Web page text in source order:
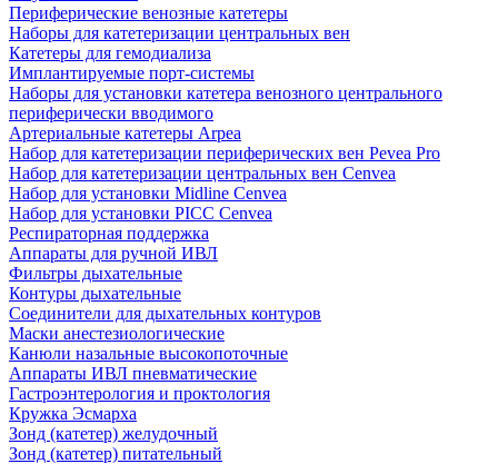
Периферические венозные катетеры
Наборы для катетеризации центральных вен
Катетеры для гемодиализа
Имплантируемые порт‑системы
Наборы для установки катетера венозного центрального
периферически вводимого
Артериальные катетеры Arpea
Набор для катетеризации периферических вен Pevea Pro
Набор для катетеризации центральных вен Cenvea
Набор для установки Midline Cenvea
Набор для установки PICC Cenvea
Респираторная поддержка
Аппараты для ручной ИВЛ
Фильтры дыхательные
Контуры дыхательные
Соединители для дыхательных контуров
Маски анестезиологические
Канюли назальные высокопоточные
Аппараты ИВЛ пневматические
Гастроэнтерология и проктология
Кружка Эсмарха
Зонд (катетер) желудочный
Зонд (катетер) питательный